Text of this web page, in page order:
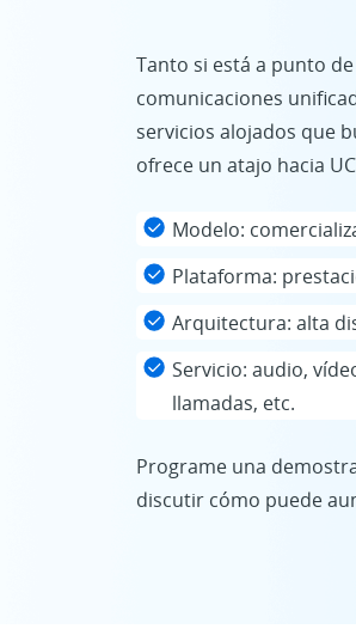
Tanto si está a punto
comunicaciones
servicios alojados que
ofrece un atajo hacia
Modelo:
Plataforma:
Arquitectura: alta
Servicio: audio,
llamadas, etc.
Programe una
discutir cómo puede